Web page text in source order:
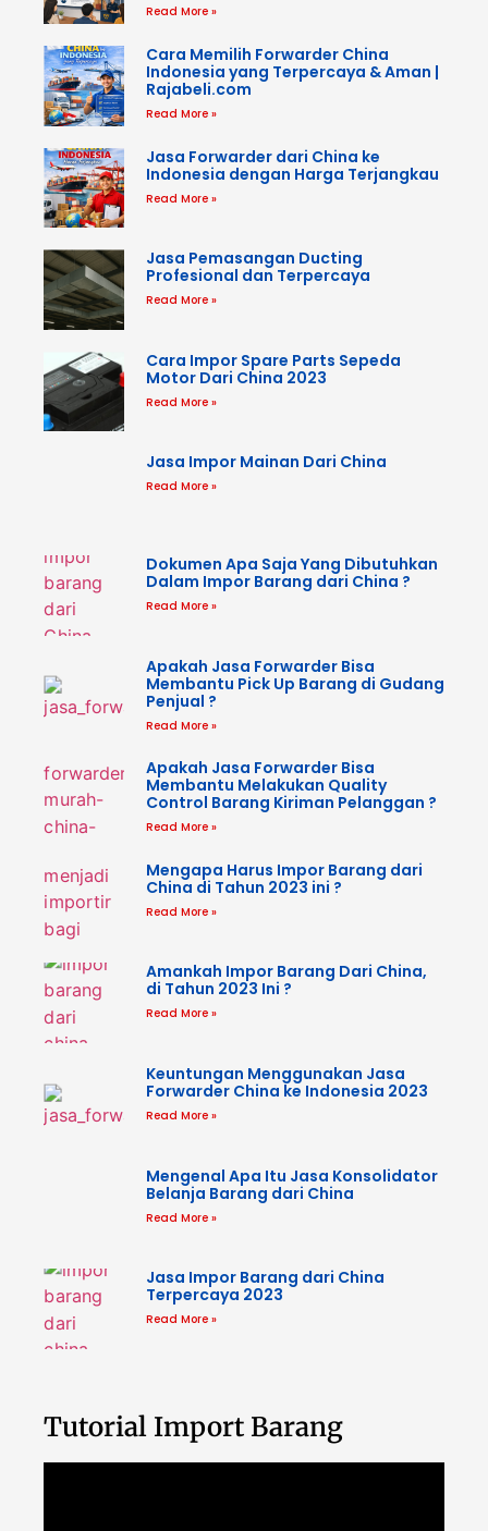
Read More »
Cara Memilih Forwarder China
Indonesia yang Terpercaya & Aman |
Rajabeli.com
Read More »
Jasa Forwarder dari China ke
Indonesia dengan Harga Terjangkau
Read More »
Jasa Pemasangan Ducting
Profesional dan Terpercaya
Read More »
Cara Impor Spare Parts Sepeda
Motor Dari China 2023
Read More »
Jasa Impor Mainan Dari China
Read More »
Dokumen Apa Saja Yang Dibutuhkan
Dalam Impor Barang dari China ?
Read More »
Apakah Jasa Forwarder Bisa
Membantu Pick Up Barang di Gudang
Penjual ?
Read More »
Apakah Jasa Forwarder Bisa
Membantu Melakukan Quality
Control Barang Kiriman Pelanggan ?
Read More »
Mengapa Harus Impor Barang dari
China di Tahun 2023 ini ?
Read More »
Amankah Impor Barang Dari China,
di Tahun 2023 Ini ?
Read More »
Keuntungan Menggunakan Jasa
Forwarder China ke Indonesia 2023
Read More »
Mengenal Apa Itu Jasa Konsolidator
Belanja Barang dari China
Read More »
Jasa Impor Barang dari China
Terpercaya 2023
Read More »
Tutorial Import Barang